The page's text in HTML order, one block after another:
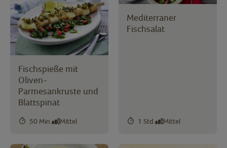
Fischspieße mit
Oliven-
Parmesankruste und
Blattspinat
50 Min. Mittel
Mediterraner
Fischsalat
1 Std. Mittel